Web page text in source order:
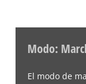
Modo:
El modo de